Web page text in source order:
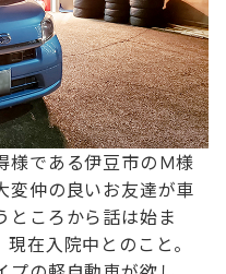
様である伊豆市のＭ様
変仲の良いお友達が車
ところから話は始ま
在入院中とのこと。